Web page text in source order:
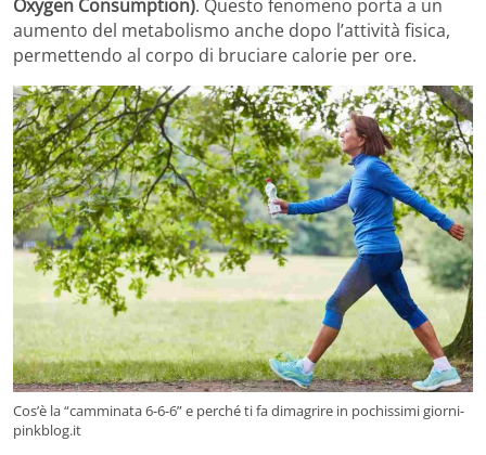
Oxygen Consumption). Questo fenomeno porta a un
aumento del metabolismo anche dopo l’attività fisica,
permettendo al corpo di bruciare calorie per ore.
Cos’è la “camminata 6-6-6” e perché ti fa dimagrire in pochissimi giorni-
pinkblog.it